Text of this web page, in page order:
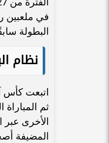
في ملعبين
البطولة سابقًا في عام 2002، ما جعل نسخة 2026
نظام
المضيفة